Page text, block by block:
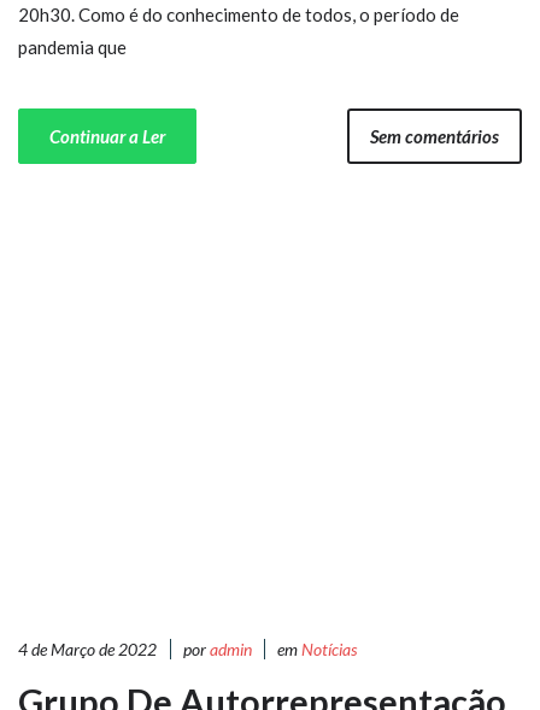
20h30. Como é do conhecimento de todos, o período de
pandemia que
Continuar a Ler Sem comentários
4 de Março de 2022 poradmin emNotícias
Grupo De Autorrepresentação